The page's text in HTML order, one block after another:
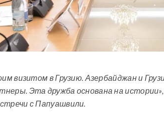
визитом в Грузию. Азербайджан и
Эта дружба основана на истории»,
с Папуашвили.